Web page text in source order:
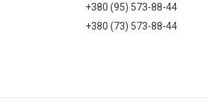
+380 (95) 573-88-44
+380 (73) 573-88-44